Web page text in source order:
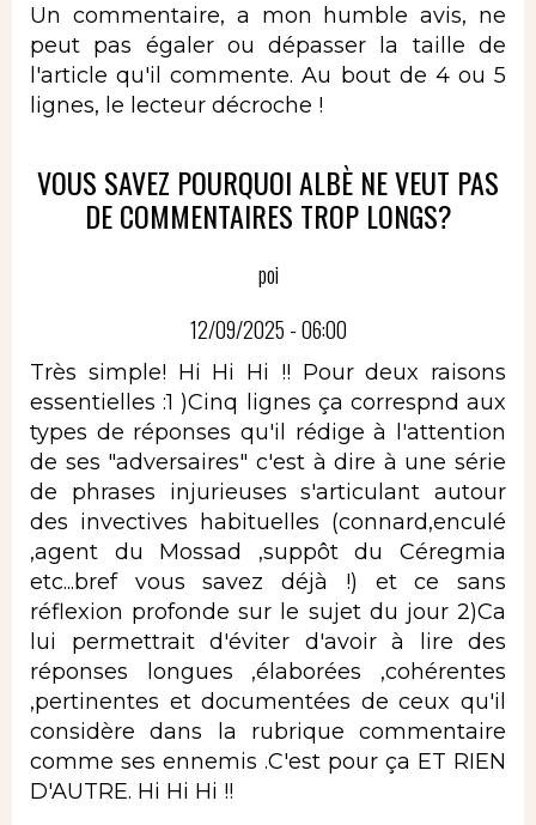
Un commentaire, a mon humble avis, ne
peut pas égaler ou dépasser la taille de
l'article qu'il commente. Au bout de 4 ou 5
lignes, le lecteur décroche !
VOUS SAVEZ POURQUOI ALBÈ NE VEUT PAS
DE COMMENTAIRES TROP LONGS?
poi
12/09/2025 - 06:00
Très simple! Hi Hi Hi !! Pour deux raisons
essentielles :1 )Cinq lignes ça correspnd aux
types de réponses qu'il rédige à l'attention
de ses "adversaires" c'est à dire à une série
de phrases injurieuses s'articulant autour
des invectives habituelles (connard,enculé
,agent du Mossad ,suppôt du Céregmia
etc...bref vous savez déjà !) et ce sans
réflexion profonde sur le sujet du jour 2)Ca
lui permettrait d'éviter d'avoir à lire des
réponses longues ,élaborées ,cohérentes
,pertinentes et documentées de ceux qu'il
considère dans la rubrique commentaire
comme ses ennemis .C'est pour ça ET RIEN
D'AUTRE. Hi Hi Hi !!